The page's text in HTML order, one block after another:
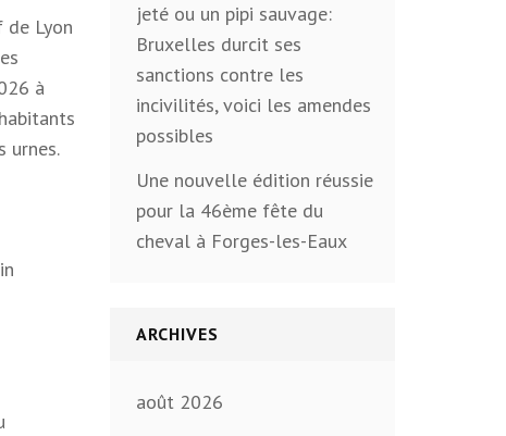
Lyon
à
urnes.
jeté ou un pipi sauvage:
Bruxelles durcit ses
sanctions contre les
incivilités, voici les amendes
possibles
Une nouvelle édition réussie
pour la 46ème fête du
cheval à Forges-les-Eaux
ARCHIVES
août 2026